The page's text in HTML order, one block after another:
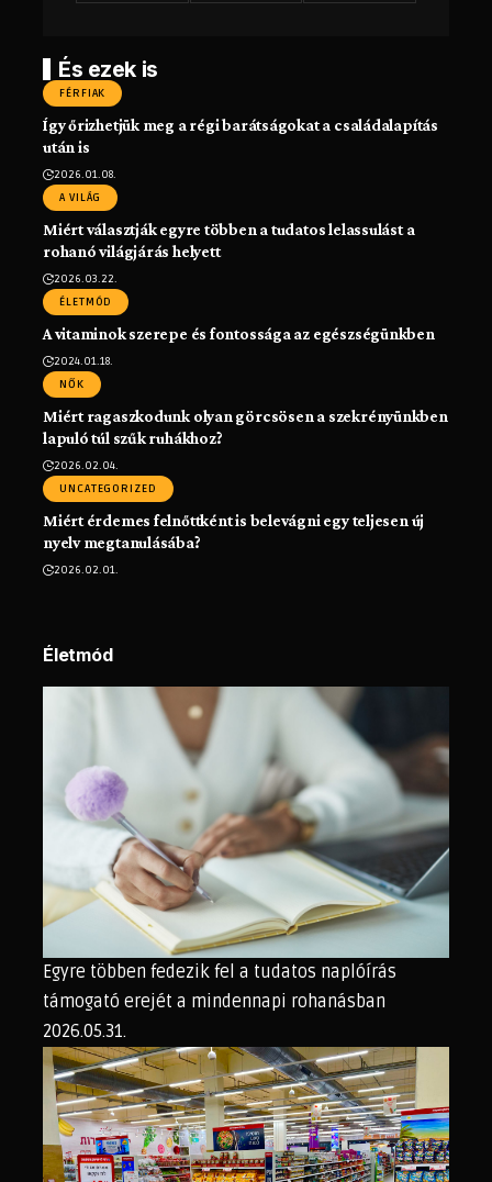
És ezek is
FÉRFIAK
Így őrizhetjük meg a régi barátságokat a családalapítás
után is
2026.01.08.
A VILÁG
Miért választják egyre többen a tudatos lelassulást a
rohanó világjárás helyett
2026.03.22.
ÉLETMÓD
A vitaminok szerepe és fontossága az egészségünkben
2024.01.18.
NŐK
Miért ragaszkodunk olyan görcsösen a szekrényünkben
lapuló túl szűk ruhákhoz?
2026.02.04.
UNCATEGORIZED
Miért érdemes felnőttként is belevágni egy teljesen új
nyelv megtanulásába?
2026.02.01.
Életmód
Egyre többen fedezik fel a tudatos naplóírás
támogató erejét a mindennapi rohanásban
2026.05.31.